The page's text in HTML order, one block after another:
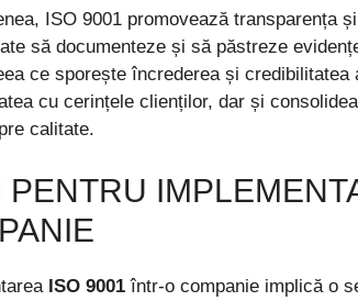
ISO 9001 promovează transparența
să documenteze și să păstreze
ce sporește încrederea și
cu cerințele clienților, dar și
calitate.
PENTRU
ISO 9001 într-o companie implică o